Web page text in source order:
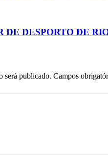
DE DESPORTO DE
será publicado. Campos